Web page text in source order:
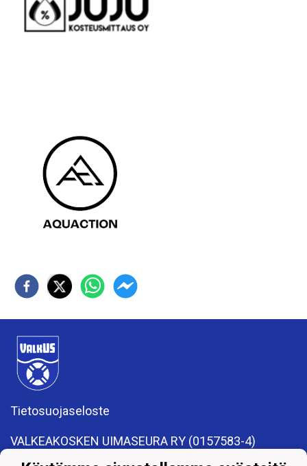
Tietosuojaseloste
VALKEAKOSKEN UIMASEURA RY (0157583-4)